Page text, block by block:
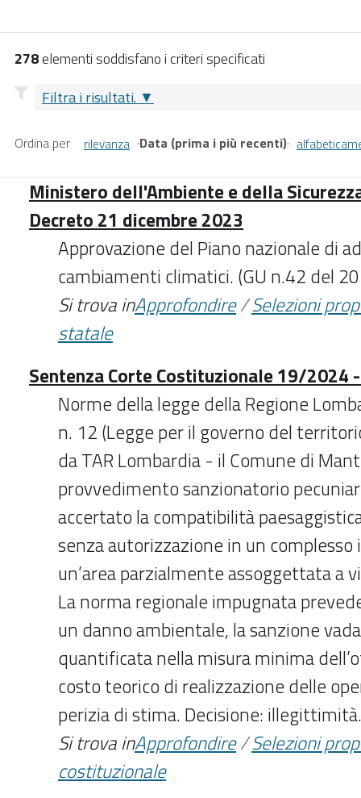
278elementi soddisfano i criteri specificati
Filtra i risultati.
Ordina per rilevanza ·Data (prima i più recenti)·
Ministero dell'Ambiente e della
Decreto 21 dicembre 2023
Approvazione del Piano nazionale di
cambiamenti climatici. (GU n.42 del
Si trova inApprofondire/Selezioni
statale
Sentenza Corte Costituzionale 19/2024
Norme della legge della Regione
n. 12 (Legge per il governo del
da TAR Lombardia - il Comune di
provvedimento sanzionatorio
accertato la compatibilità
senza autorizzazione in un
un’area parzialmente assoggettata a
La norma regionale impugnata
un danno ambientale, la sanzione
quantificata nella misura minima
costo teorico di realizzazione delle
perizia di stima. Decisione: illegittimità.
Si trova inApprofondire/Selezioni
costituzionale